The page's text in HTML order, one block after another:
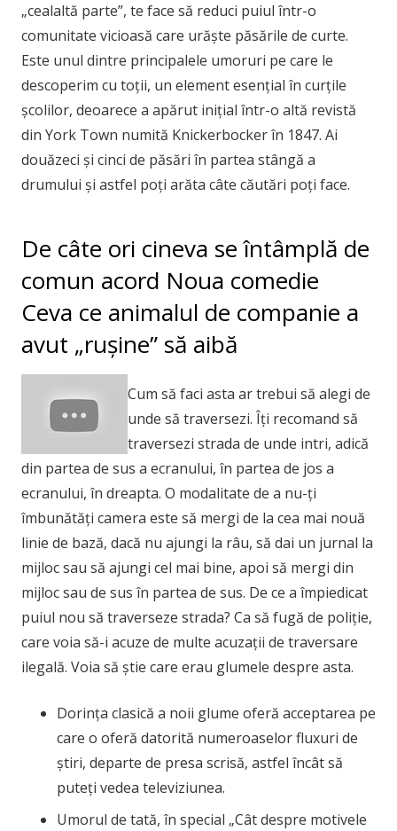
„cealaltă parte”, te face să reduci puiul într-o
comunitate vicioasă care urăște păsările de curte.
Este unul dintre principalele umoruri pe care le
descoperim cu toții, un element esențial în curțile
școlilor, deoarece a apărut inițial într-o altă revistă
din York Town numită Knickerbocker în 1847. Ai
douăzeci și cinci de păsări în partea stângă a
drumului și astfel poți arăta câte căutări poți face.
De câte ori cineva se întâmplă de
comun acord Noua comedie
Ceva ce animalul de companie a
avut „rușine” să aibă
Cum să faci asta ar trebui să alegi de
unde să traversezi. Îți recomand să
traversezi strada de unde intri, adică
din partea de sus a ecranului, în partea de jos a
ecranului, în dreapta. O modalitate de a nu-ți
îmbunătăți camera este să mergi de la cea mai nouă
linie de bază, dacă nu ajungi la râu, să dai un jurnal la
mijloc sau să ajungi cel mai bine, apoi să mergi din
mijloc sau de sus în partea de sus. De ce a împiedicat
puiul nou să traverseze strada? Ca să fugă de poliție,
care voia să-i acuze de multe acuzații de traversare
ilegală. Voia să știe care erau glumele despre asta.
Dorința clasică a noii glume oferă acceptarea pe
care o oferă datorită numeroaselor fluxuri de
știri, departe de presa scrisă, astfel încât să
puteți vedea televiziunea.
Umorul de tată, în special „Cât despre motivele